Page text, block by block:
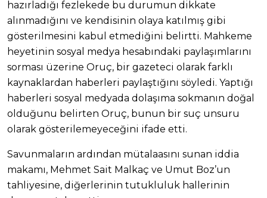
hazırladığı fezlekede bu durumun dikkate
alınmadığını ve kendisinin olaya katılmış gibi
gösterilmesini kabul etmediğini belirtti. Mahkeme
heyetinin sosyal medya hesabındaki paylaşımlarını
sorması üzerine Oruç, bir gazeteci olarak farklı
kaynaklardan haberleri paylaştığını söyledi. Yaptığı
haberleri sosyal medyada dolaşıma sokmanın doğal
olduğunu belirten Oruç, bunun bir suç unsuru
olarak gösterilemeyeceğini ifade etti.
Savunmaların ardından mütalaasını sunan iddia
makamı, Mehmet Sait Malkaç ve Umut Boz’un
tahliyesine, diğerlerinin tutukluluk hallerinin